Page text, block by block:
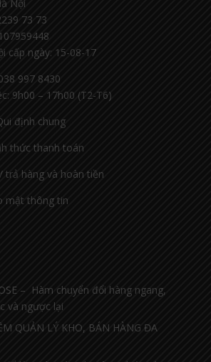
Nội
73 73
cấp ngày: 15-08-17
997 8430
9h00 – 17h00 (T2-T6)
định chung
thức thanh toán
trả hàng và hoàn tiền
mật thông tin
– Hàm chuyển đổi hàng ngang,
và ngược lại
QUẢN LÝ KHO, BÁN HÀNG ĐA